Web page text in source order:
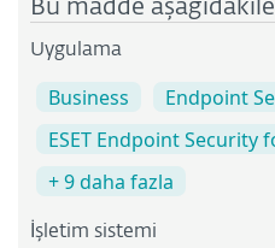
Bu madde
Uygulama
Business
Endpoint
ESET Endpoint Security
+ 9 daha fazla
İşletim sistemi